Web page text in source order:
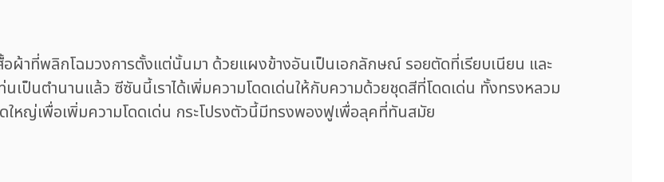
อผ้าที่พลิกโฉมวงการตั้งแต่นั้นมา ด้วยแผงข้างอันเป็นเอกลักษณ์ รอยตัดที่เรียบเนียน และ
เป็นตำนานแล้ว ซีซันนี้เราได้เพิ่มความโดดเด่นให้กับความด้วยชุดสีที่โดดเด่น ทั้งทรงหลวม
ใหญ่เพื่อเพิ่มความโดดเด่น กระโปรงตัวนี้มีทรงพองฟูเพื่อลุคที่ทันสมัย